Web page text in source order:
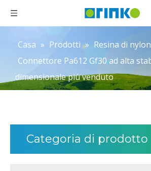
Casa » Prodotti » Resina di nylon
Connettore Pa612 Gf30 ad alta
dimensionale più venduto
Categoria di prodotto